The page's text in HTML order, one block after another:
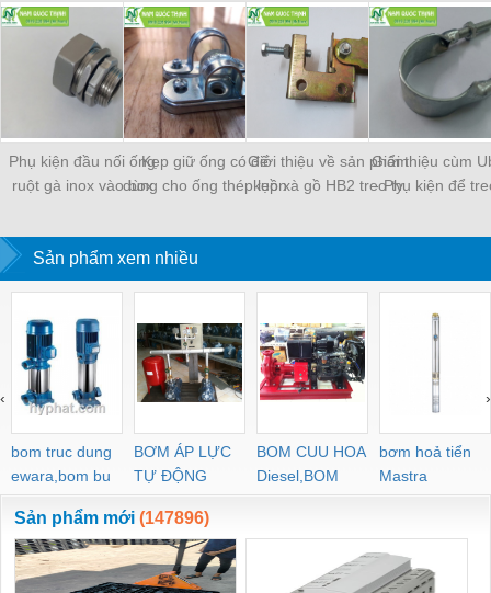
Phụ kiện đầu nối ống
ruột gà inox vào box
Kẹp giữ ống có đế
dùng cho ống thép luồn
Giới thiệu về sản phẩm
kẹp xà gồ HB2 treo ty
Giới thiệu cùm
- Phụ kiện để
Sản phẩm xem nhiều
bom truc dung
ewara,bom bu
ewara
BƠM ÁP LỰC
TỰ ĐỘNG
BOM CUU HOA
Diesel,BOM
CHUA CHAY
bơm hoả tiển
Mastra
‹ ›
Sản phẩm mới (147896)